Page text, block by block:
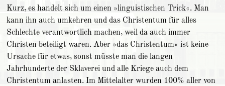
Kurz, es handelt sich um einen »linguistischen Trick«. Man
kann ihn auch umkehren und das Christentum für alles
Schlechte verantwortlich machen, weil da auch immer
Christen beteiligt waren. Aber »das Christentum« ist keine
Ursache für etwas, sonst müsste man die langen
Jahrhunderte der Sklaverei und alle Kriege auch dem
Christentum anlasten. Im Mittelalter wurden 100% aller von